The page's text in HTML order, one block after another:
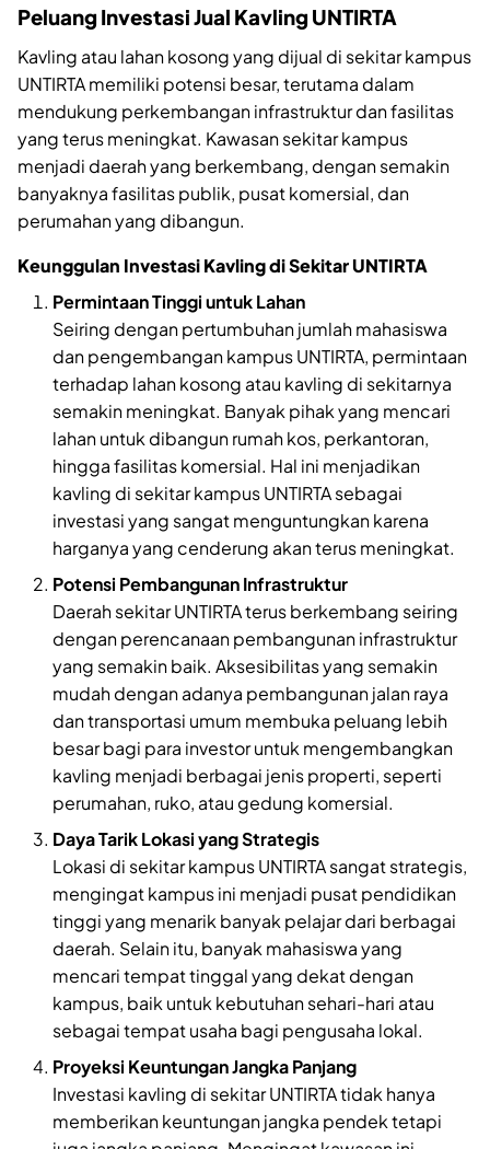
Peluang Investasi Jual Kavling UNTIRTA
Kavling atau lahan kosong yang dijual di sekitar kampus
UNTIRTA memiliki potensi besar, terutama dalam
mendukung perkembangan infrastruktur dan fasilitas
yang terus meningkat. Kawasan sekitar kampus
menjadi daerah yang berkembang, dengan semakin
banyaknya fasilitas publik, pusat komersial, dan
perumahan yang dibangun.
Keunggulan Investasi Kavling di Sekitar UNTIRTA
Permintaan Tinggi untuk Lahan
Seiring dengan pertumbuhan jumlah mahasiswa
dan pengembangan kampus UNTIRTA, permintaan
terhadap lahan kosong atau kavling di sekitarnya
semakin meningkat. Banyak pihak yang mencari
lahan untuk dibangun rumah kos, perkantoran,
hingga fasilitas komersial. Hal ini menjadikan
kavling di sekitar kampus UNTIRTA sebagai
investasi yang sangat menguntungkan karena
harganya yang cenderung akan terus meningkat.
Potensi Pembangunan Infrastruktur
Daerah sekitar UNTIRTA terus berkembang seiring
dengan perencanaan pembangunan infrastruktur
yang semakin baik. Aksesibilitas yang semakin
mudah dengan adanya pembangunan jalan raya
dan transportasi umum membuka peluang lebih
besar bagi para investor untuk mengembangkan
kavling menjadi berbagai jenis properti, seperti
perumahan, ruko, atau gedung komersial.
Daya Tarik Lokasi yang Strategis
Lokasi di sekitar kampus UNTIRTA sangat strategis,
mengingat kampus ini menjadi pusat pendidikan
tinggi yang menarik banyak pelajar dari berbagai
daerah. Selain itu, banyak mahasiswa yang
mencari tempat tinggal yang dekat dengan
kampus, baik untuk kebutuhan sehari-hari atau
sebagai tempat usaha bagi pengusaha lokal.
Proyeksi Keuntungan Jangka Panjang
Investasi kavling di sekitar UNTIRTA tidak hanya
memberikan keuntungan jangka pendek tetapi